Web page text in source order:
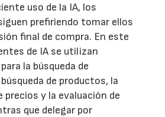
uso de la IA, los
prefiriendo tomar ellos
final de compra. En este
de IA se utilizan
la búsqueda de
de productos, la
precios y la evaluación de
que delegar por